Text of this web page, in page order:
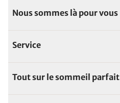
Nous sommes là pour vous
Service
Tout sur le sommeil parfait